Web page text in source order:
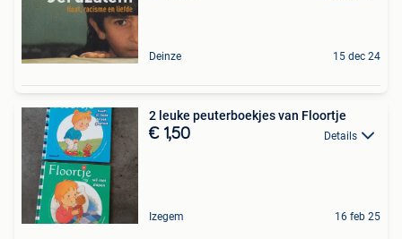
Deinze 15 dec 24
2 leuke peuterboekjes van Floortje
€ 1,50 Details
Izegem 16 feb 25